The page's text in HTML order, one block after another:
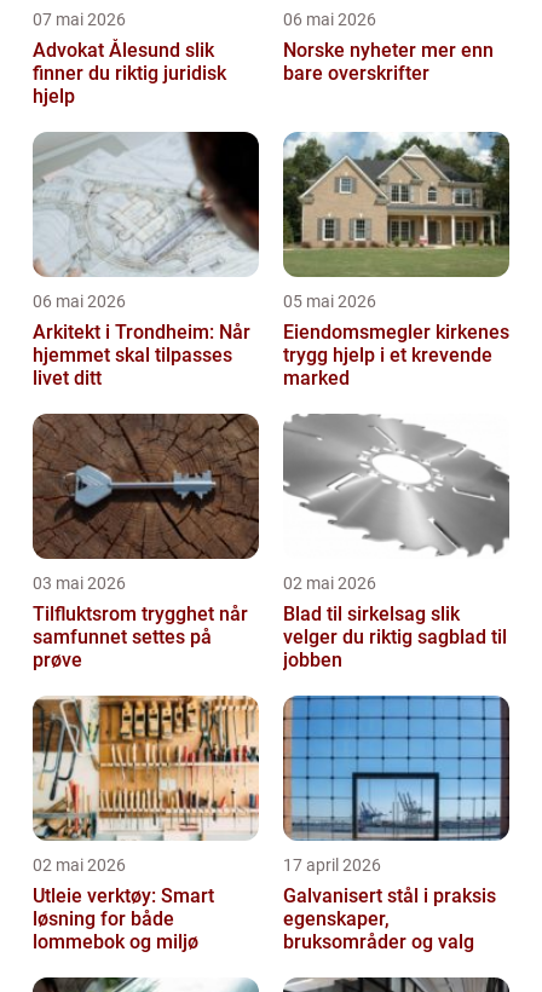
07 mai 2026
Advokat Ålesund slik
finner du riktig juridisk
hjelp
06 mai 2026
Norske nyheter mer enn
bare overskrifter
06 mai 2026
Arkitekt i Trondheim: Når
hjemmet skal tilpasses
livet ditt
05 mai 2026
Eiendomsmegler kirkenes
trygg hjelp i et krevende
marked
03 mai 2026
Tilfluktsrom trygghet når
samfunnet settes på
prøve
02 mai 2026
Blad til sirkelsag slik
velger du riktig sagblad til
jobben
02 mai 2026
Utleie verktøy: Smart
løsning for både
lommebok og miljø
17 april 2026
Galvanisert stål i praksis
egenskaper,
bruksområder og valg